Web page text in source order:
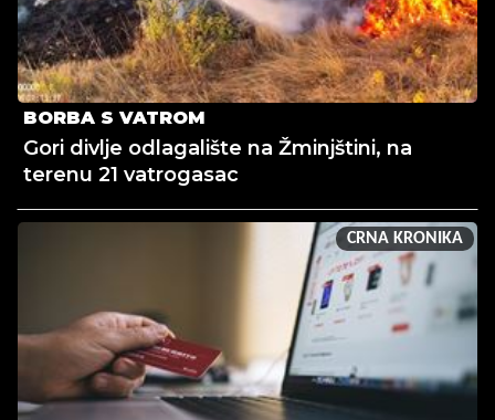
BORBA S VATROM
Gori divlje odlagalište na Žminjštini, na
terenu 21 vatrogasac
CRNA KRONIKA